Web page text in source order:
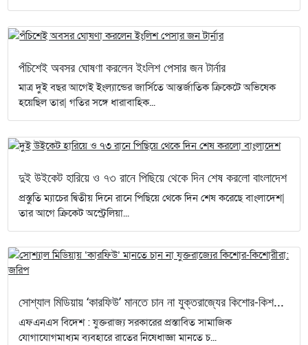
পঁচিশেই অবসর ঘোষণা করলেন ইংলিশ পেসার জন টার্নার
মাত্র দুই বছর আগেই ইংল্যান্ডের জার্সিতে আন্তর্জাতিক ক্রিকেটে অভিষেক
হয়েছিল তার| গতির সঙ্গে ধারাবাহিক...
দুই উইকেট হারিয়ে ও ৭৩ রানে পিছিয়ে থেকে দিন শেষ করলো বাংলাদেশ
প্রস্তুতি ম্যাচের দ্বিতীয় দিনে রানে পিছিয়ে থেকে দিন শেষ করেছে বাংলাদেশ|
তার আগে ক্রিকেট অস্ট্রেলিয়া...
সোশ্যাল মিডিয়ায় ‘কারফিউ’ মানতে চান না যুক্তরাজ্যের কিশোর-কিশ...
এফএনএস বিদেশ : যুক্তরাজ্য সরকারের প্রস্তাবিত সামাজিক
যোগাযোগমাধ্যম ব্যবহারে রাতের নিষেধাজ্ঞা মানতে চ...